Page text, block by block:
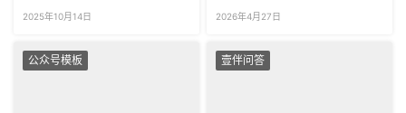
2025年10月14日 2026年4月27日
公众号模板 壹伴问答